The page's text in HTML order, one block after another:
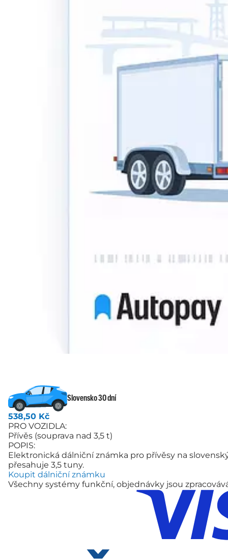
Slovensko 30 dní
538,50 Kč
PRO VOZIDLA:
Přívěs (souprava nad 3,5 t)
POPIS:
Elektronická dálniční známka pro přívěsy na
přesahuje 3,5 tuny.
Koupit dálniční známku
Všechny systémy funkční, objednávky jsou